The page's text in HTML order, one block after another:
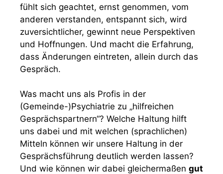
fühlt sich geachtet, ernst genommen, vom
anderen verstanden, entspannt sich, wird
zuversichtlicher, gewinnt neue Perspektiven
und Hoffnungen. Und macht die Erfahrung,
dass Änderungen eintreten, allein durch das
Gespräch.
Was macht uns als Profis in der
(Gemeinde-)Psychiatrie zu „hilfreichen
Gesprächspartnern“? Welche Haltung hilft
uns dabei und mit welchen (sprachlichen)
Mitteln können wir unsere Haltung in der
Gesprächsführung deutlich werden lassen?
Und wie können wir dabei gleichermaßen gut